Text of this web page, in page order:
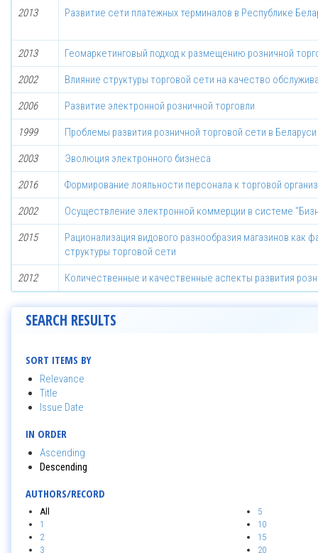
2013 Развитие сети платежных терминалов в Республике
2013 Геомаркетинговый подход к размещению розничной
2002 Влияние структуры торговой сети на качество
2006 Развитие электронной розничной торговли
1999 Проблемы развития розничной торговой сети в Беларуси
2003 Эволюция электронного бизнеса
2016 Формирование лояльности персонала к торговой
2002 Осуществление электронной коммерции в системе
2015
Рационализация видового разнообразия магазинов как
структуры торговой сети
2012 Количественные и качественные аспекты развития
SEARCH RESULTS
SORT ITEMS BY
Relevance
Title
Issue Date
IN ORDER
Ascending
Descending
AUTHORS/RECORD
All
1
2
3
5
10
15
20